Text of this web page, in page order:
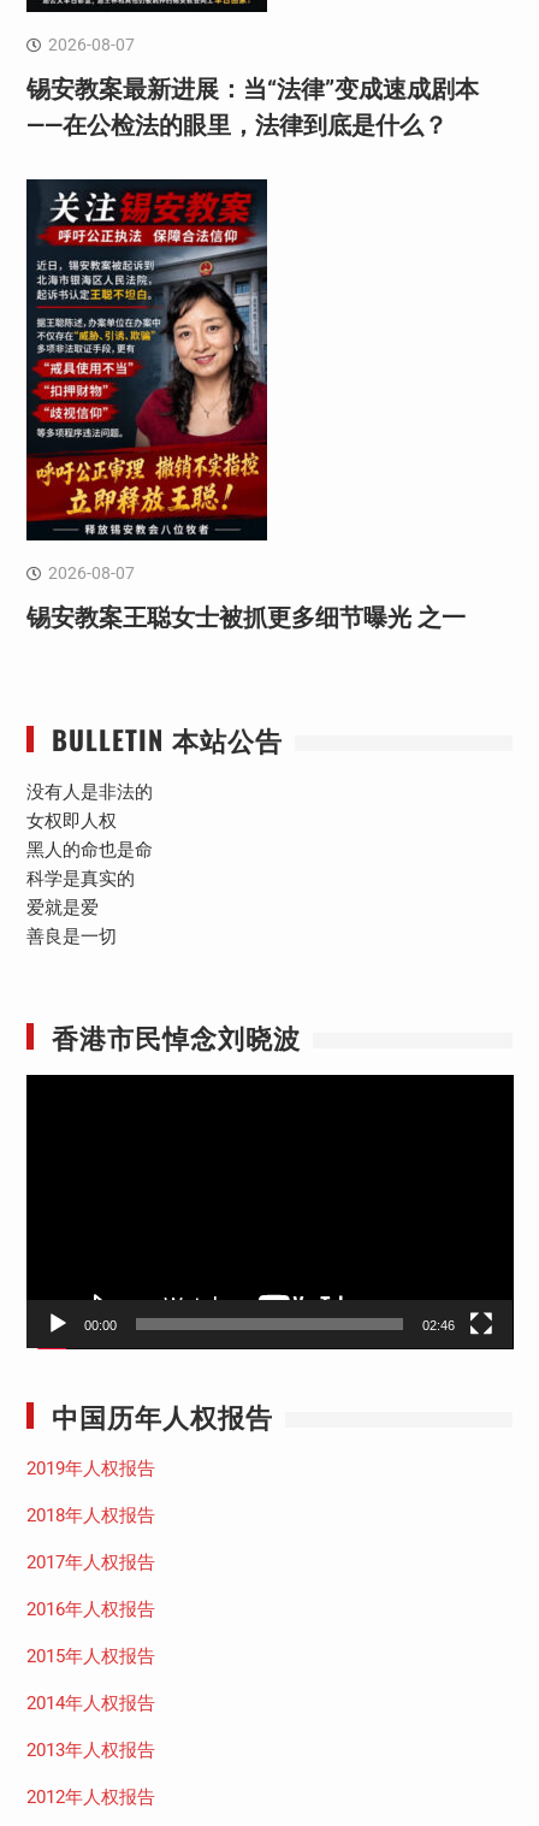
2026-08-07
锡安教案最新进展：当“法律”变成速成剧本
——在公检法的眼里，法律到底是什么？
2026-08-07
锡安教案王聪女士被抓更多细节曝光 之一
BULLETIN 本站公告
没有人是非法的
女权即人权
黑人的命也是命
科学是真实的
爱就是爱
善良是一切
香港市民悼念刘晓波
00:00 02:46
中国历年人权报告
2019年人权报告
2018年人权报告
2017年人权报告
2016年人权报告
2015年人权报告
2014年人权报告
2013年人权报告
2012年人权报告